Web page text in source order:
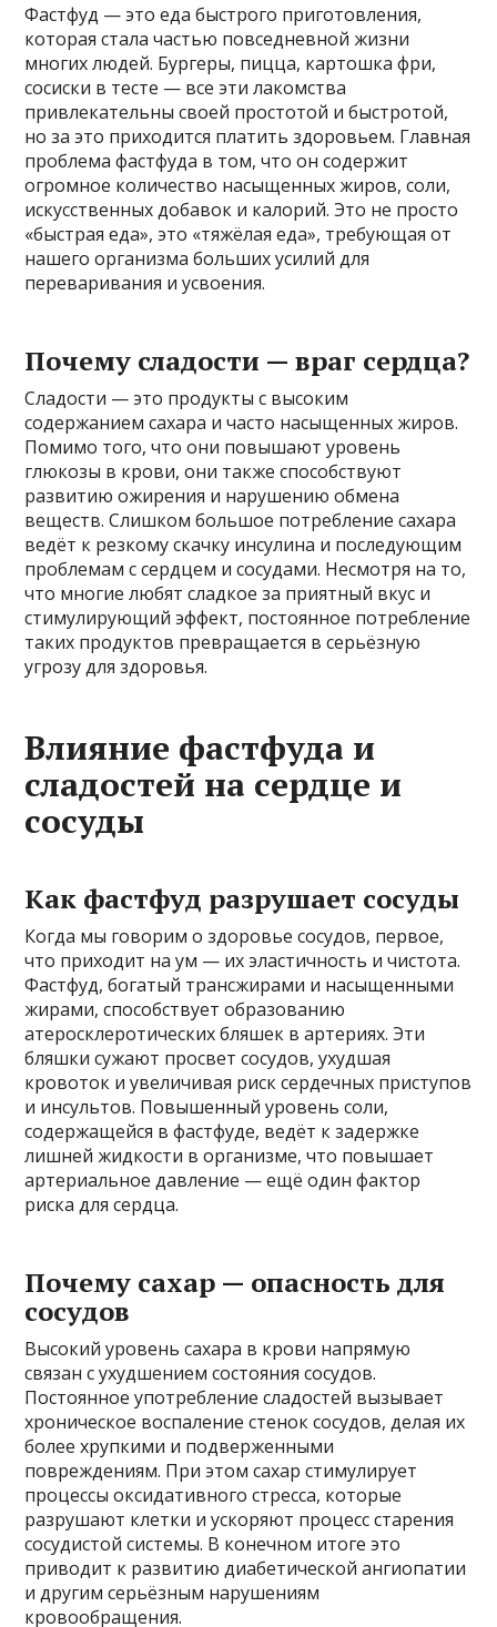
Фастфуд — это еда быстрого приготовления,
которая стала частью повседневной жизни
многих людей. Бургеры, пицца, картошка фри,
сосиски в тесте — все эти лакомства
привлекательны своей простотой и быстротой,
но за это приходится платить здоровьем. Главная
проблема фастфуда в том, что он содержит
огромное количество насыщенных жиров, соли,
искусственных добавок и калорий. Это не просто
«быстрая еда», это «тяжёлая еда», требующая от
нашего организма больших усилий для
переваривания и усвоения.
Почему сладости — враг сердца?
Сладости — это продукты с высоким
содержанием сахара и часто насыщенных жиров.
Помимо того, что они повышают уровень
глюкозы в крови, они также способствуют
развитию ожирения и нарушению обмена
веществ. Слишком большое потребление сахара
ведёт к резкому скачку инсулина и последующим
проблемам с сердцем и сосудами. Несмотря на то,
что многие любят сладкое за приятный вкус и
стимулирующий эффект, постоянное потребление
таких продуктов превращается в серьёзную
угрозу для здоровья.
Влияние фастфуда и
сладостей на сердце и
сосуды
Как фастфуд разрушает сосуды
Когда мы говорим о здоровье сосудов, первое,
что приходит на ум — их эластичность и чистота.
Фастфуд, богатый трансжирами и насыщенными
жирами, способствует образованию
атеросклеротических бляшек в артериях. Эти
бляшки сужают просвет сосудов, ухудшая
кровоток и увеличивая риск сердечных приступов
и инсультов. Повышенный уровень соли,
содержащейся в фастфуде, ведёт к задержке
лишней жидкости в организме, что повышает
артериальное давление — ещё один фактор
риска для сердца.
Почему сахар — опасность для
сосудов
Высокий уровень сахара в крови напрямую
связан с ухудшением состояния сосудов.
Постоянное употребление сладостей вызывает
хроническое воспаление стенок сосудов, делая их
более хрупкими и подверженными
повреждениям. При этом сахар стимулирует
процессы оксидативного стресса, которые
разрушают клетки и ускоряют процесс старения
сосудистой системы. В конечном итоге это
приводит к развитию диабетической ангиопатии
и другим серьёзным нарушениям
кровообращения.